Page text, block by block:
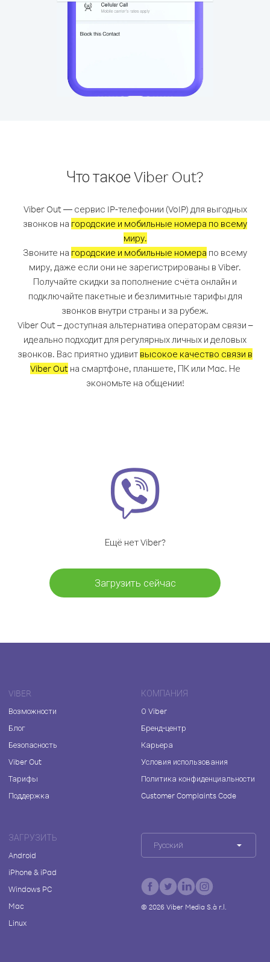
Что такое Viber Out?
Viber Out — сервис IP-телефонии (VoIP) для выгодных
звонков на городские и мобильные номера по всему
миру.
Звоните на городские и мобильные номера по всему
миру, даже если они не зарегистрированы в Viber.
Получайте скидки за пополнение счёта онлайн и
подключайте пакетные и безлимитные тарифы для
звонков внутри страны и за рубеж.
Viber Out – доступная альтернатива операторам связи –
идеально подходит для регулярных личных и деловых
звонков. Вас приятно удивит высокое качество связи в
Viber Outна смартфоне, планшете, ПК или Mac. Не
экономьте на общении!
Ещё нет Viber?
Загрузить сейчас
VIBER
Возможности
Блог
Безопасность
Viber Out
Тарифы
Поддержка
КОМПАНИЯ
О Viber
Бренд-центр
Карьера
Условия использования
Политика конфиденциальности
Customer Complaints Code
ЗАГРУЗИТЬ
Android
iPhone & iPad
Windows PC
Mac
Linux
Русский
© 2026Viber Media S.à r.l.